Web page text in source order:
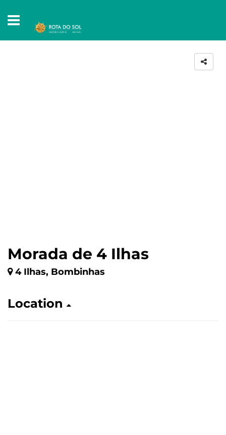
Morada de 4 Ilhas
4 Ilhas, Bombinhas
Location